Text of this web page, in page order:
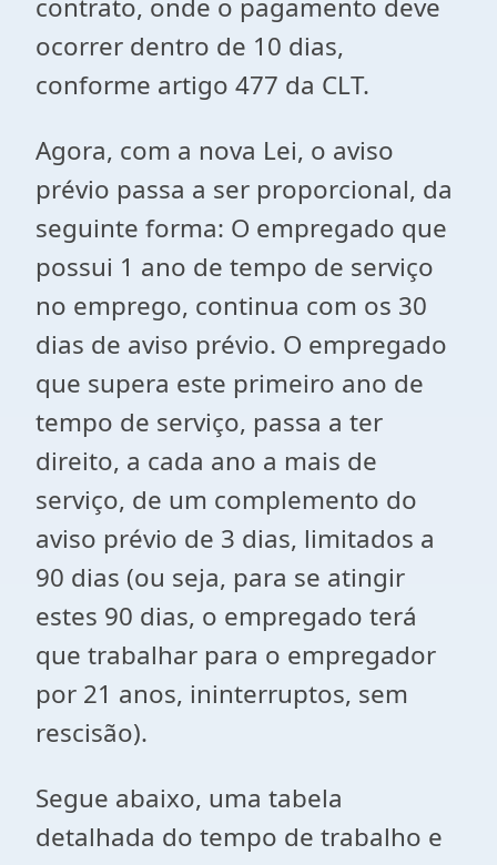
contrato, onde o pagamento deve
ocorrer dentro de 10 dias,
conforme artigo 477 da CLT.
Agora, com a nova Lei, o aviso
prévio passa a ser proporcional, da
seguinte forma: O empregado que
possui 1 ano de tempo de serviço
no emprego, continua com os 30
dias de aviso prévio. O empregado
que supera este primeiro ano de
tempo de serviço, passa a ter
direito, a cada ano a mais de
serviço, de um complemento do
aviso prévio de 3 dias, limitados a
90 dias (ou seja, para se atingir
estes 90 dias, o empregado terá
que trabalhar para o empregador
por 21 anos, ininterruptos, sem
rescisão).
Segue abaixo, uma tabela
detalhada do tempo de trabalho e